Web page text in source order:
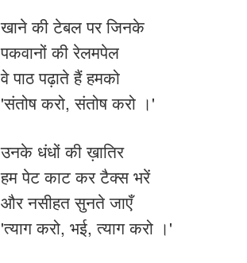
खाने की टेबल पर जिनके
पकवानों की रेलमपेल
वे पाठ पढ़ाते हैं हमको
'संतोष करो, संतोष करो ।'
उनके धंधों की ख़ातिर
हम पेट काट कर टैक्स भरें
और नसीहत सुनते जाएँ
'त्याग करो, भई, त्याग करो ।'